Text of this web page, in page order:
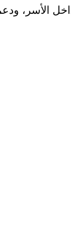
الأسر،